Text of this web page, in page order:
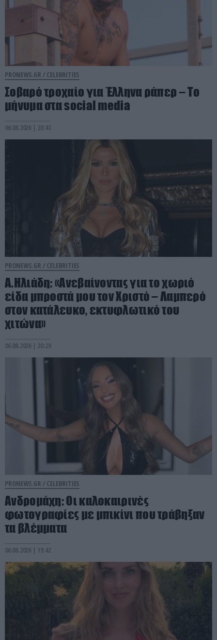
PRONEWS.GR / CELEBRITIES
Σοβαρό τροχαίο για Έλληνα ράπερ – Το
μήνυμα στα social media
06.08.2026 | 20:43
PRONEWS.GR / CELEBRITIES
Α.Ηλιάδη: «Ανεβαίνοντας για το χωριό
είδα μπροστά μου τον Χριστό – Λαμπερό
στον κατάλευκο, εκτυφλωτικό του
χιτώνα»
06.08.2026 | 20:29
PRONEWS.GR / CELEBRITIES
Ανδρομάχη: Οι καλοκαιρινές
φωτογραφίες με μπικίνι που τράβηξαν
τα βλέμματα
06.08.2026 | 19:42